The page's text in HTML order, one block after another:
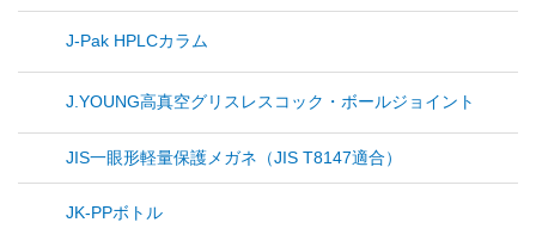
J-Pak HPLCカラム
J.YOUNG高真空グリスレスコック・ボールジョイント
JIS一眼形軽量保護メガネ（JIS T8147適合）
JK-PPボトル